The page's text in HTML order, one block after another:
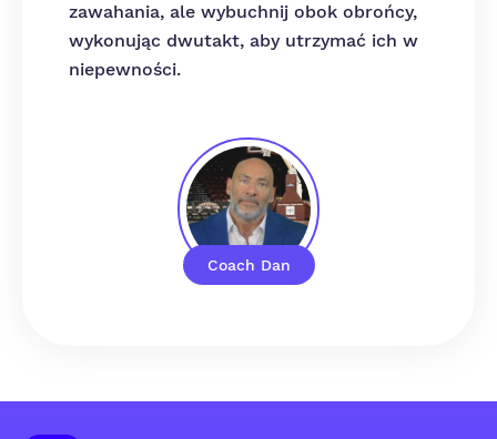
Coach Dan
zawahania, ale wybuchnij obok obrońcy,
wykonując dwutakt, aby utrzymać ich w
niepewności.